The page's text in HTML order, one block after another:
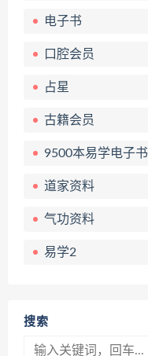
电子书
口腔会员
占星
古籍会员
9500本易学电子书
道家资料
气功资料
易学2
搜索